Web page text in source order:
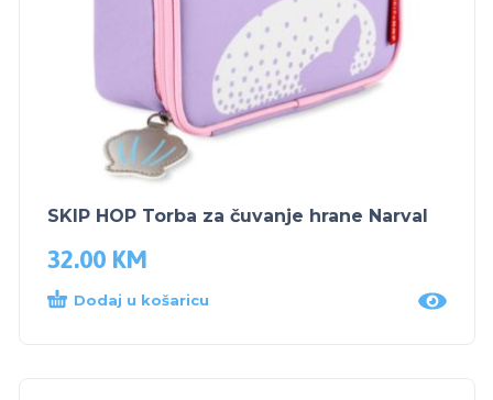
SKIP HOP Torba za čuvanje hrane Narval
32.00 KM
Dodaj u košaricu